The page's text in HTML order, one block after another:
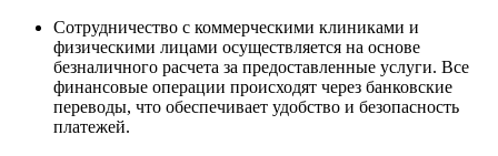
Сотрудничество с коммерческими клиниками и
физическими лицами осуществляется на основе
безналичного расчета за предоставленные услуги. Все
финансовые операции происходят через банковские
переводы, что обеспечивает удобство и безопасность
платежей.